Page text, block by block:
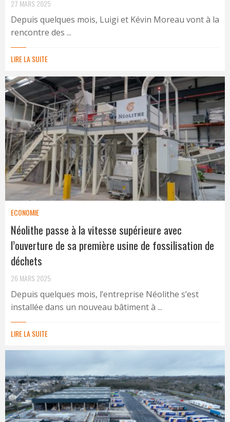
27 MARS 2025
Depuis quelques mois, Luigi et Kévin Moreau vont à la
rencontre des ...
LIRE LA SUITE
ECONOMIE
Néolithe passe à la vitesse supérieure avec
l’ouverture de sa première usine de fossilisation de
déchets
26 MARS 2025
Depuis quelques mois, l’entreprise Néolithe s’est
installée dans un nouveau bâtiment à ...
LIRE LA SUITE